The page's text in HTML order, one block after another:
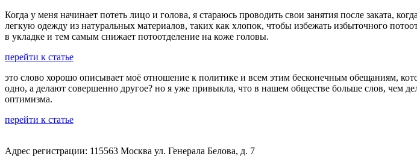
Когда у меня начинает потеть лицо и голова, я стараюсь проводить свои занятия после заката,
легкую одежду из натуральных материалов, таких как хлопок, чтобы избежать избыточного
в укладке и тем самым снижает потоотделение на коже головы.
перейти к статье
это слово хорошо описывает моё отношение к политике и всем этим бесконечным обещаниям,
одно, а делают совершенно другое? но я уже привыкла, что в нашем обществе больше слов, чем
оптимизма.
перейти к статье
Адрес регистрации: 115563 Москва ул. Генерала Белова, д. 7